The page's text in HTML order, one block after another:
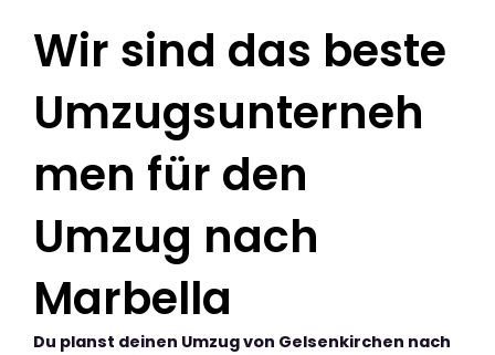
Wir sind das beste
Umzugsunterneh
men für den
Umzug nach
Marbella
Du planst deinen Umzug von Gelsenkirchen nach